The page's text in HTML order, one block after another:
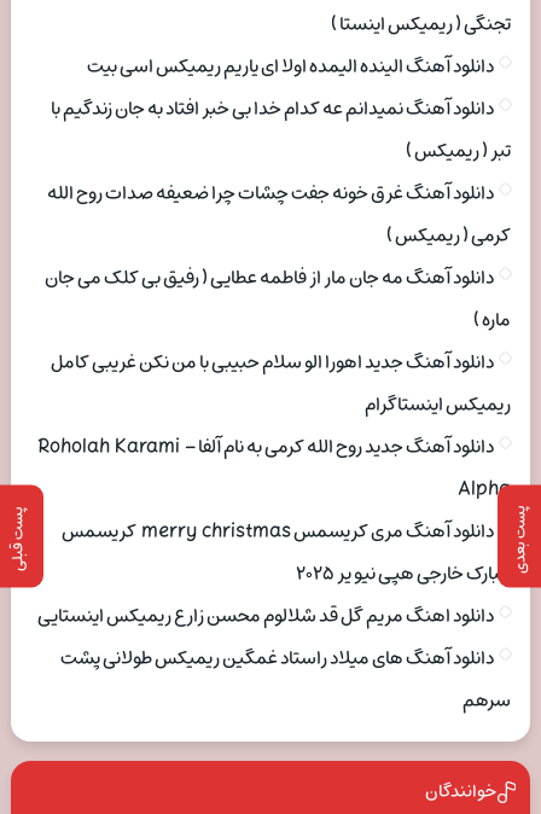
پست بعدی پست قبلی
تجنگی ( ریمیکس اینستا )
دانلود آهنگ الینده الیمده اولا ای یاریم ریمیکس اسی بیت
دانلود آهنگ نمیدانم عه کدام خدا بی خبر افتاد به جان زندگیم با
تبر ( ریمیکس )
دانلود آهنگ غرق خونه جفت چشات چرا ضعیفه صدات روح الله
کرمی ( ریمیکس )
دانلود آهنگ مه جان مار از فاطمه عطایی ( رفیق بی کلک می جان
ماره )
دانلود آهنگ جدید اهورا الو سلام حبیبی با من نکن غریبی کامل
ریمیکس اینستاگرام
دانلود آهنگ جدید روح الله کرمی به نام آلفا Roholah Karami –
Alpha
دانلود آهنگ مری کریسمس merry christmas کریسمس
مبارک خارجی هپی نیو یر ۲۰۲۵
دانلود اهنگ مریم گل قد شلالوم محسن زارع ریمیکس اینستایی
دانلود آهنگ های میلاد راستاد غمگین ریمیکس طولانی پشت
سرهم
خوانندگان